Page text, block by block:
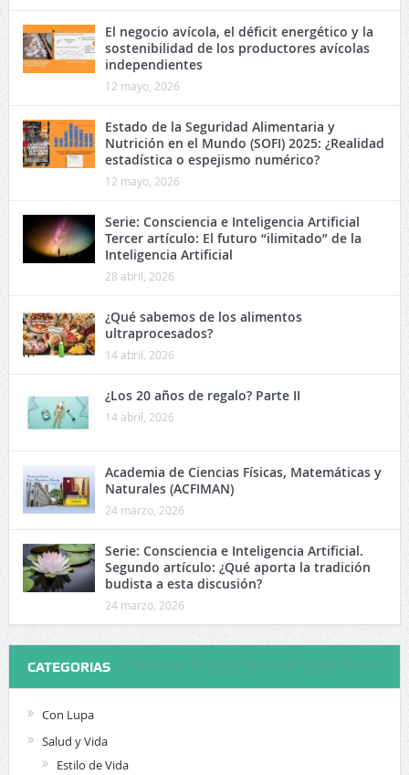
El negocio avícola, el déficit energético y la
sostenibilidad de los productores avícolas
independientes
12 mayo, 2026
Estado de la Seguridad Alimentaria y
Nutrición en el Mundo (SOFI) 2025: ¿Realidad
estadística o espejismo numérico?
12 mayo, 2026
Serie: Consciencia e Inteligencia Artificial
Tercer artículo: El futuro “ilimitado” de la
Inteligencia Artificial
28 abril, 2026
¿Qué sabemos de los alimentos
ultraprocesados?
14 abril, 2026
¿Los 20 años de regalo? Parte II
14 abril, 2026
Academia de Ciencias Físicas, Matemáticas y
Naturales (ACFIMAN)
24 marzo, 2026
Serie: Consciencia e Inteligencia Artificial.
Segundo artículo: ¿Qué aporta la tradición
budista a esta discusión?
24 marzo, 2026
CATEGORIAS
Con Lupa
Salud y Vida
Estilo de Vida